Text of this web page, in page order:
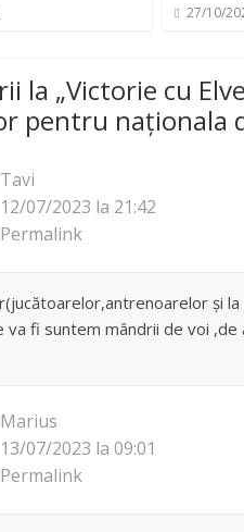
27/10/
la „Victorie cu
pentru naționala
Tavi
12/07/2023 la 21:42
Permalink
și
va fi suntem mândrii de voi
Marius
13/07/2023 la 09:01
Permalink